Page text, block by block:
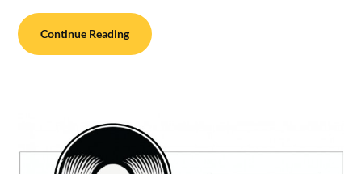
Continue Reading